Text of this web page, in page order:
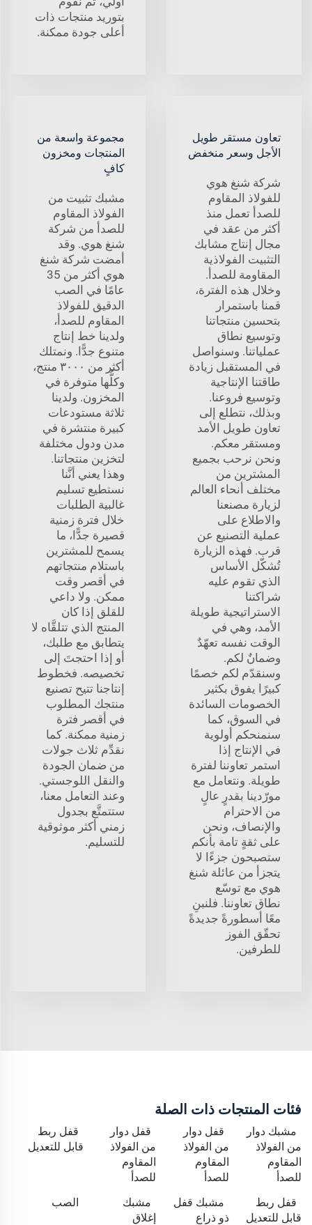
بتوريد منتجات ذات
أعلى جودة ممكنة.
تعاون مستقر طويل
الأجل وسعر منخفض
شركة شنغ هوي
للفولاذ المقاوم
للصدأ تعمل منذ
أكثر من عقد في
مجال إنتاج مشابك
التثبيت الفولاذية
المقاومة للصدأ.
وخلال هذه الفترة،
قمنا باستمرار
بتحسين منتجاتنا
وتوسيع نطاق
عملياتنا. وسنواصل
في المستقبل زيادة
طاقتنا الإنتاجية
وتوسيع فروعنا.
وبذلك، نتطلع إلى
تعاون طويل الأمد
ومستقر معكم.
ونحن نرحب بجميع
المشترين من
مختلف أنحاء العالم
لزيارة مصنعنا
والاطلاع على
عملية التصنيع عن
قرب. فهذه الزيارة
تُشكّل الأساس
الذي تقوم عليه
شراكتنا
الاستراتيجية طويلة
الأمد، وهي في
الوقت نفسه تعهّدٌ
وضمانٌ لكم.
وسنقدّم لكم خصمًا
كبيرًا يفوق بكثير
الخصومات السائدة
في السوق، كما
سنمنحكم أولوية
في الإنتاج إذا
استمر تعاوننا لفترة
طويلة. ونتعامل مع
مورّدينا بقدرٍ عالٍ
من الاحترام
والإنصاف، ونحن
على ثقةٍ تامة بأنكم
ستصبحون جزءًا لا
يتجزأ من عائلة شنغ
هوي مع توسّع
نطاق تعاوننا. فلنبنِ
معًا أسطورةً جديدةً
تحقّق الفوز
للطرفين.
مجموعة واسعة من
المنتجات ومخزون
كافٍ
مشبك تثبيت من
الفولاذ المقاوم
للصدأ من شركة
شنغ هوي. وقد
أمضت شركة شنغ
هوي أكثر من 35
عامًا في الصب
الدقيق للفولاذ
المقاوم للصدأ،
ولدينا خط إنتاج
متنوع جدًّا. ونمتلك
أكثر من ٣٠٠٠ منتج،
وكلُّها متوفرة في
المخزون. ولدينا
ثلاثة مستودعات
كبيرة منتشرة في
مدن ودول مختلفة
لتخزين منتجاتنا.
وهذا يعني أنَّنا
نستطيع تسليم
غالبية الطلبات
خلال فترة زمنية
قصيرة جدًّا، ما
يسمح للمشترين
باستلام منتجاتهم
في أقصر وقت
ممكن. ولا داعي
للقلق إذا كان
المنتج الذي تتلقَّاه لا
يتطابق مع طلبك،
أو إذا احتجتَ إلى
تخصيصه. فخطوط
إنتاجنا تتيح تصنيع
منتجك المطلوب
في أقصر فترة
زمنية ممكنة. كما
نقدِّم ثلاث جولات
من ضمان الجودة
والنقل اللوجستي.
وعند التعامل معنا،
ستتمتَّع بجدول
زمني أكثر موثوقية
للتسليم.
فئات المنتجات ذات الصلة
مشبك دوار
من الفولاذ
المقاوم
للصدأ
قفل دوار
من الفولاذ
المقاوم
للصدأ
قفل دوار
من الفولاذ
المقاوم
للصدأ
قفل ربط
قابل للتعديل
قفل ربط
قابل للتعديل
مشبك قفل
ذو ذراع
مشبك
إغلاق
الصب